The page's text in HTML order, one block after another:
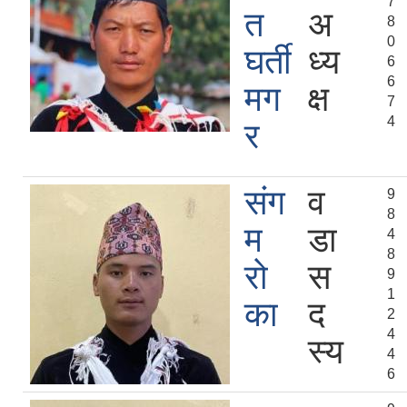
त
घर्ती
मग
र
अ
ध्य
क्ष
8
0
6
6
7
4
संग
म
रो
का
व
डा
स
द
स्य
9
8
4
8
9
1
2
4
4
6